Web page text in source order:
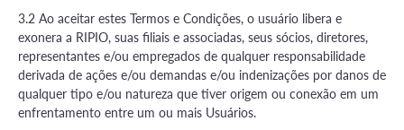
3.2 Ao aceitar estes Termos e Condições, o usuário libera e
exonera a RIPIO, suas filiais e associadas, seus sócios, diretores,
representantes e/ou empregados de qualquer responsabilidade
derivada de ações e/ou demandas e/ou indenizações por danos de
qualquer tipo e/ou natureza que tiver origem ou conexão em um
enfrentamento entre um ou mais Usuários.